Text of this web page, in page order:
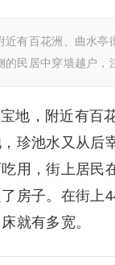
近有百花洲、曲水
的民居中穿墙越户
地，附近有百
珍池水又从后
用，街上居民
房子。在街上
就有多宽。